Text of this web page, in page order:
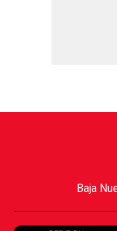
Baja